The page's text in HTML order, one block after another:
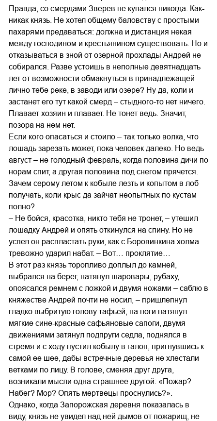
Правда, со смердами Зверев не купался никогда. Как-
никак князь. Не хотел общему баловству с простыми
пахарями предаваться: должна и дистанция некая
между господином и крестьянином существовать. Но и
отказываться в зной от озерной прохлады Андрей не
собирался. Разве устоишь в неполные девятнадцать
лет от возможности обмакнуться в принадлежащей
лично тебе реке, в заводи или озере? Ну да, коли и
застанет его тут какой смерд – стыдного-то нет ничего.
Плавает хозяин и плавает. Не тонет ведь. Значит,
позора на нем нет.
Если кого опасаться и стоило – так только волка, что
лошадь зарезать может, пока человек далеко. Но ведь
август – не голодный февраль, когда половина дичи по
норам спит, а другая половина под снегом прячется.
Зачем серому летом к кобыле лезть и копытом в лоб
получать, коли крыс да зайчат неопытных по кустам
полно?
– Не бойся, красотка, никто тебя не тронет, – утешил
лошадку Андрей и опять откинулся на спину. Но не
успел он распластать руки, как с Боровинкина холма
тревожно ударил набат. – Вот… проклятие…
В этот раз князь торопливо доплыл до камней,
выбрался на берег, натянул шаровары, рубаху,
опоясался ремнем с ложкой и двумя ножами – саблю в
княжестве Андрей почти не носил, – пришлепнул
гладко выбритую голову тафьей, на ноги натянул
мягкие сине-красные сафьяновые сапоги, двумя
движениями затянул подпруги седла, поднялся в
стремя и с ходу пустил кобылу в галоп, пригнувшись к
самой ее шее, дабы встречные деревья не хлестали
ветками по лицу. В голове, сменяя друг друга,
возникали мысли одна страшнее другой: «Пожар?
Набег? Мор? Опять мертвецы проснулись?».
Однако, когда Запорожская деревня показалась в
виду, князь не увидел над ней дымов от пожарищ, не